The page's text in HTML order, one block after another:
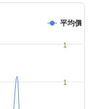
平均價
1
1